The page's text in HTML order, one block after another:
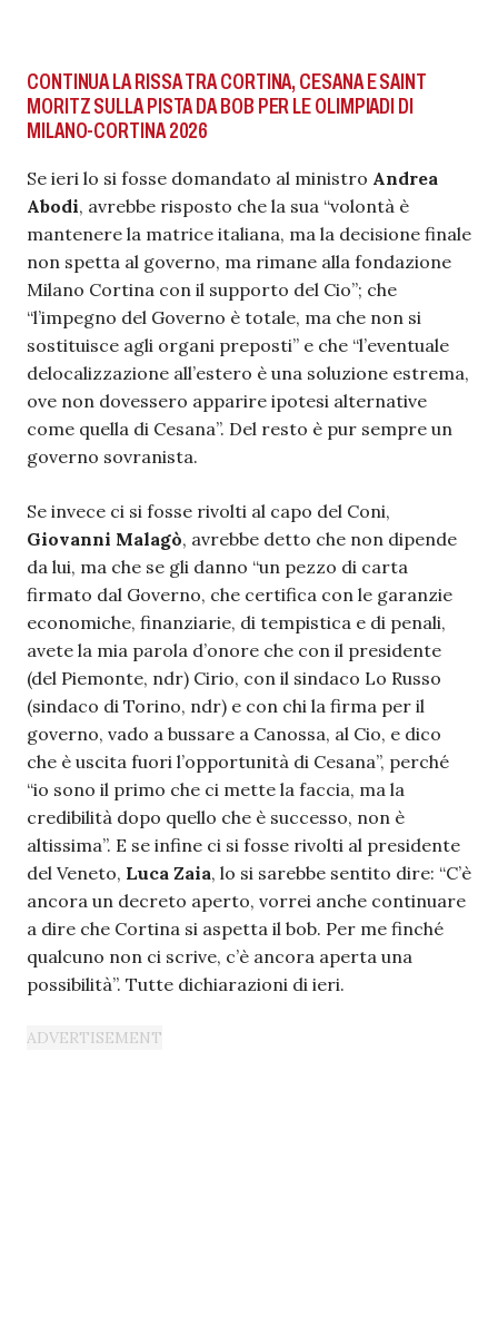
CONTINUA LA RISSA TRA CORTINA, CESANA E SAINT
MORITZ SULLA PISTA DA BOB PER LE OLIMPIADI DI
MILANO-CORTINA 2026
Se ieri lo si fosse domandato al ministro Andrea
Abodi, avrebbe risposto che la sua “volontà è
mantenere la matrice italiana, ma la decisione finale
non spetta al governo, ma rimane alla fondazione
Milano Cortina con il supporto del Cio”; che
“l’impegno del Governo è totale, ma che non si
sostituisce agli organi preposti” e che “l’eventuale
delocalizzazione all’estero è una soluzione estrema,
ove non dovessero apparire ipotesi alternative
come quella di Cesana”. Del resto è pur sempre un
governo sovranista.
Se invece ci si fosse rivolti al capo del Coni,
Giovanni Malagò, avrebbe detto che non dipende
da lui, ma che se gli danno “un pezzo di carta
firmato dal Governo, che certifica con le garanzie
economiche, finanziarie, di tempistica e di penali,
avete la mia parola d’onore che con il presidente
(del Piemonte, ndr) Cirio, con il sindaco Lo Russo
(sindaco di Torino, ndr) e con chi la firma per il
governo, vado a bussare a Canossa, al Cio, e dico
che è uscita fuori l’opportunità di Cesana”, perché
“io sono il primo che ci mette la faccia, ma la
credibilità dopo quello che è successo, non è
altissima”. E se infine ci si fosse rivolti al presidente
del Veneto, Luca Zaia, lo si sarebbe sentito dire: “C’è
ancora un decreto aperto, vorrei anche continuare
a dire che Cortina si aspetta il bob. Per me finché
qualcuno non ci scrive, c’è ancora aperta una
possibilità”. Tutte dichiarazioni di ieri.